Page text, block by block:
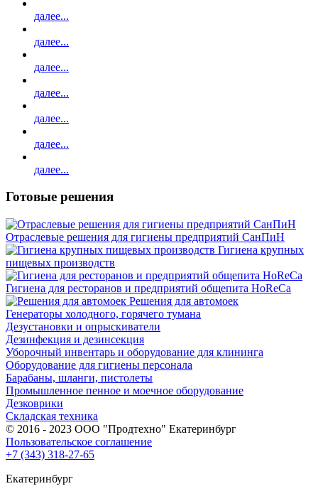
далее...
далее...
далее...
далее...
далее...
далее...
далее...
Готовые решения
Отраслевые решения для гигиены предприятий СанПиН
Гигиена крупных
пищевых производств
Гигиена для ресторанов и предприятий общепита HoReCa
Решения для автомоек
Генераторы холодного, горячего тумана
Дезустановки и опрыскиватели
Дезинфекция и дезинсекция
Уборочный инвентарь и оборудование для клининга
Оборудование для гигиены персонала
Барабаны, шланги, пистолеты
Промышленное пенное и моечное оборудование
Дезковрики
Складская техника
© 2016 - 2023 ООО "Продтехно" Екатеринбург
Пользовательское соглашение
+7 (343) 318-27-65
Екатеринбург